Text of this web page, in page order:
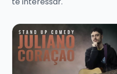
Veja mais sobre JULIANO